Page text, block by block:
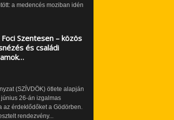
a medencés moziban idén
Foci Szentesen – közös
és családi
(SZÍVDÖK) ötlete alapján
26-án izgalmas
az érdeklődőket a Gödörben.
rendezvény...